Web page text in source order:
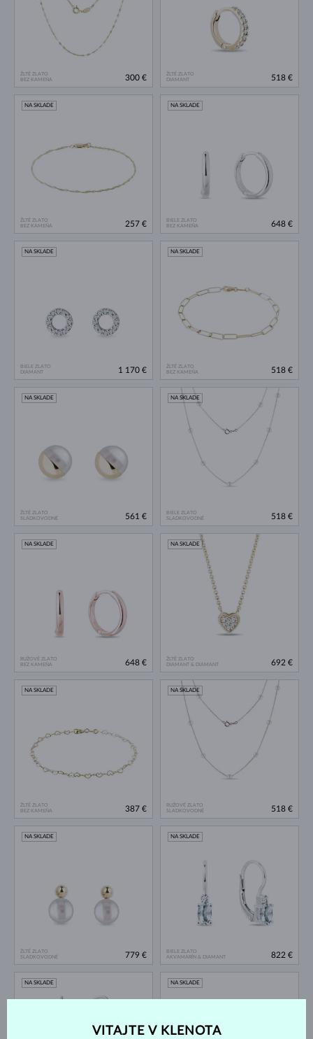
ŽLTÉ ZLATO
BEZ KAMEŇA
300 €
ŽLTÉ ZLATO
DIAMANT
518 €
ŽLTÉ ZLATO
BEZ KAMEŇA
NA SKLADE
257 €
BIELE ZLATO
BEZ KAMEŇA
NA SKLADE
648 €
BIELE ZLATO
DIAMANT
NA SKLADE
1 170 €
ŽLTÉ ZLATO
BEZ KAMEŇA
NA SKLADE
518 €
ŽLTÉ ZLATO
SLADKOVODNÉ
NA SKLADE
561 €
BIELE ZLATO
SLADKOVODNÉ
NA SKLADE
518 €
RUŽOVÉ ZLATO
BEZ KAMEŇA
NA SKLADE
648 €
ŽLTÉ ZLATO
DIAMANT & DIAMANT
NA SKLADE
692 €
ŽLTÉ ZLATO
BEZ KAMEŇA
NA SKLADE
387 €
RUŽOVÉ ZLATO
SLADKOVODNÉ
NA SKLADE
518 €
ŽLTÉ ZLATO
SLADKOVODNÉ
NA SKLADE
779 €
BIELE ZLATO
AKVAMARÍN & DIAMANT
NA SKLADE
822 €
NA SKLADE NA SKLADE
VITAJTE V KLENOTA